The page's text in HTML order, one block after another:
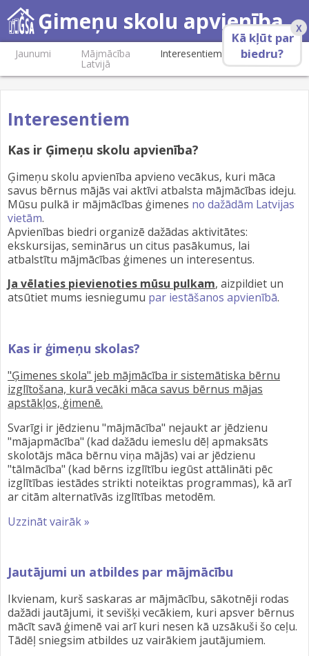
Ģimeņu skolu apvienība
Jaunumi Mājmācība
Latvijā
Interesentiem Biedriem
Kā kļūt par
biedru?
X
Interesentiem
Kas ir Ģimeņu skolu apvienība?
Ģimeņu skolu apvienība apvieno vecākus, kuri māca
savus bērnus mājās vai aktīvi atbalsta mājmācības ideju.
Mūsu pulkā ir mājmācības ģimenes no dažādām Latvijas
vietām.
Apvienības biedri organizē dažādas aktivitātes:
ekskursijas, seminārus un citus pasākumus, lai
atbalstītu mājmācības ģimenes un interesentus.
Ja vēlaties pievienoties mūsu pulkam, aizpildiet un
atsūtiet mums iesniegumu par iestāšanos apvienībā.
Kas ir ģimeņu skolas?
"Ģimenes skola" jeb mājmācība ir sistemātiska bērnu
izglītošana, kurā vecāki māca savus bērnus mājas
apstākļos, ģimenē.
Svarīgi ir jēdzienu "mājmācība" nejaukt ar jēdzienu
"mājapmācība" (kad dažādu iemeslu dēļ apmaksāts
skolotājs māca bērnu viņa mājās) vai ar jēdzienu
"tālmācība" (kad bērns izglītību iegūst attālināti pēc
izglītības iestādes strikti noteiktas programmas), kā arī
ar citām alternatīvās izglītības metodēm.
Uzzināt vairāk »
Jautājumi un atbildes par mājmācību
Ikvienam, kurš saskaras ar mājmācību, sākotnēji rodas
dažādi jautājumi, it sevišķi vecākiem, kuri apsver bērnus
mācīt savā ģimenē vai arī kuri nesen kā uzsākuši šo ceļu.
Tādēļ sniegsim atbildes uz vairākiem jautājumiem.